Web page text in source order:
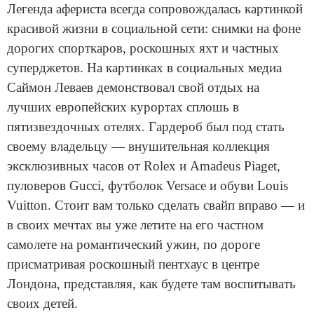
Легенда афериста всегда сопровождалась картинкой
красивой жизни в социальной сети: снимки на фоне
дорогих спорткаров, роскошных яхт и частных
суперджетов. На картинках в социальных медиа
Саймон Леваев демонствовал свой отдых на
лучших европейских курортах сплошь в
пятизвездочных отелях. Гардероб был под стать
своему владельцу — внушительная коллекция
эксклюзивных часов от Rolex и Amadeus Piaget,
пуловеров Gucci, футболок Versace и обуви Louis
Vuitton. Стоит вам только сделать свайп вправо — и
в своих мечтах вы уже летите на его частном
самолете на романтический ужин, по дороге
присматривая роскошный пентхаус в центре
Лондона, представляя, как будете там воспитывать
своих детей.